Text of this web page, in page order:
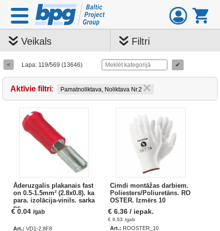
Veikals Filtri
< Lapa: 119/569 (13646) ✔
Aktīvie filtri: Pamatnoliktava, Noliktava Nr.2
Āderuzgalis plakanais fast
on 0.5-1.5mm² (2.8x0.8). ka
para. izolācija-vinils. sarka
ns
€ 0.04 /gab
Art.: VD1-2.8F8
Cimdi montāžas darbiem.
Poliesters/Poliuretāns. RO
OSTER. Izmērs 10
€ 6.36 / iepak.
€ 0.53 /gab
Art.: ROOSTER_10